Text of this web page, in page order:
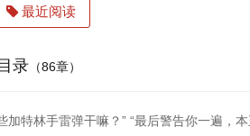
最近阅读
目录 （86章）
加特林手雷弹干嘛？” “最后警告你一遍，